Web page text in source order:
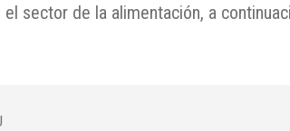
sector de la alimentación, a